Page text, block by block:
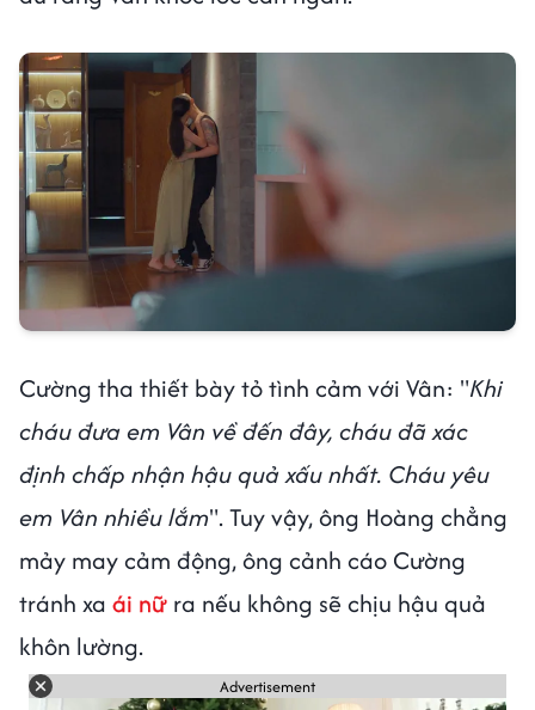
Cường tha thiết bày tỏ tình cảm với Vân: "Khi
cháu đưa em Vân về đến đây, cháu đã xác
định chấp nhận hậu quả xấu nhất. Cháu yêu
em Vân nhiều lắm". Tuy vậy, ông Hoàng chẳng
mảy may cảm động, ông cảnh cáo Cường
tránh xa ái nữ ra nếu không sẽ chịu hậu quả
khôn lường.
Advertisement